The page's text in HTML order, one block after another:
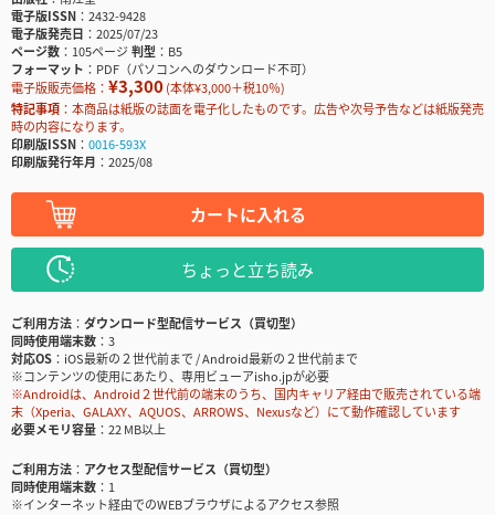
電子版ISSN
2432-9428
電子版発売日
2025/07/23
ページ数
105ページ判型
B5
フォーマット
PDF（パソコンへのダウンロード不可）
電子版販売価格： ¥3,300(本体¥3,000＋税10％)
特記事項
本商品は紙版の誌面を電子化したものです。広告や次号予告などは紙版発売
時の内容になります。
印刷版ISSN
0016-593X
印刷版発行年月
2025/08
カートに入れる
ちょっと立ち読み
ご利用方法
ダウンロード型配信サービス（買切型）
同時使用端末数
3
対応OS
iOS最新の２世代前まで / Android最新の２世代前まで
※コンテンツの使用にあたり、専用ビューアisho.jpが必要
※Androidは、Android２世代前の端末のうち、国内キャリア経由で販売されている端
末（Xperia、GALAXY、AQUOS、ARROWS、Nexusなど）にて動作確認しています
必要メモリ容量
22 MB以上
ご利用方法
アクセス型配信サービス（買切型）
同時使用端末数
1
※インターネット経由でのWEBブラウザによるアクセス参照